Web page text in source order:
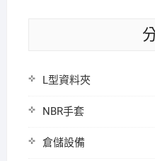
L型資料夾
NBR手套
倉儲設備